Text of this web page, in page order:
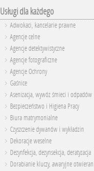
Usługi dla każdego
Adwokaci, kancelarie prawne
Agencje celne
Agencje detektywistyczne
Agencje fotograficzne
Agencje Ochrony
Gaśnice
Asenizacja, wywóz śmieci i odpadów
Bezpieczeństwo i Higiena Pracy
Biura matrymonialne
Czyszczenie dywanów i wykładzin
Dekoracje weselne
Dezynfekcja, dezynsekcja, deratyzacja
Dorabianie kluczy, awaryjne